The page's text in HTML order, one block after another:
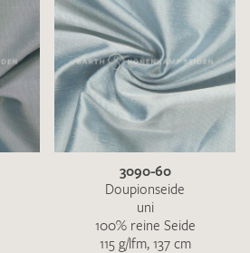
3090-60
Doupionseide
uni
100% reine Seide
115 g/lfm, 137 cm